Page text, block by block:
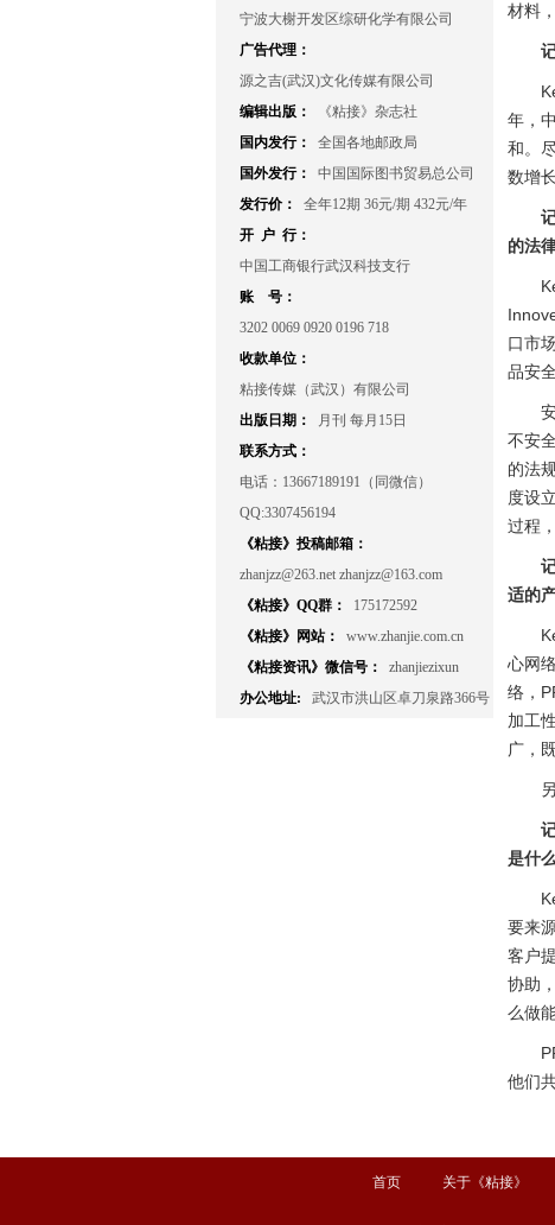
宁波大榭开发区综研化学有限公司
广告代理：
源之吉(武汉)文化传媒有限公司
编辑出版：
《粘接》杂志社
国内发行：
全国各地邮政局
国外发行：
中国国际图书贸易总公司
发行价：
全年12期 36元/期 432元/年
开 户 行：
中国工商银行武汉科技支行
账 号：
3202 0069 0920 0196 718
收款单位：
粘接传媒（武汉）有限公司
出版日期：
月刊 每月15日
联系方式：
电话：13667189191（同微信）
QQ:3307456194
《粘接》投稿邮箱：
zhanjzz@263.net zhanjzz@163.com
《粘接》QQ群：
175172592
《粘接》网站：
www.zhanjie.com.cn
《粘接资讯》微信号：
zhanjiezixun
办公地址:
武汉市洪山区卓刀泉路366号
材料
年，
和。
数增
的法
口市
品安
不安
的法
度设
过程
适的
心网
络，
加工
广，
是什
要来
客户
协助
么做
他们
首页 关于《粘接》